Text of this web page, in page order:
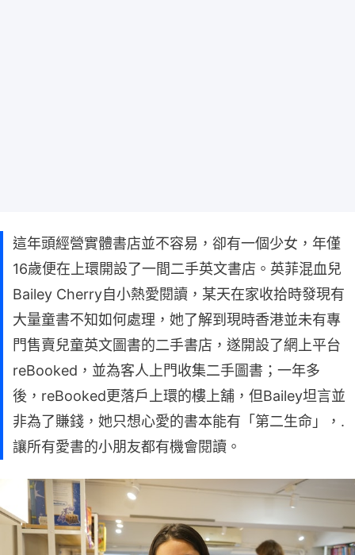
這年頭經營實體書店並不容易，卻有一個少女，年僅
16歲便在上環開設了一間二手英文書店。英菲混血兒
Bailey Cherry自小熱愛閱讀，某天在家收拾時發現有
大量童書不知如何處理，她了解到現時香港並未有專
門售賣兒童英文圖書的二手書店，遂開設了網上平台
reBooked，並為客人上門收集二手圖書；一年多
後，reBooked更落戶上環的樓上舖，但Bailey坦言並
非為了賺錢，她只想心愛的書本能有「第二生命」，.
讓所有愛書的小朋友都有機會閱讀。